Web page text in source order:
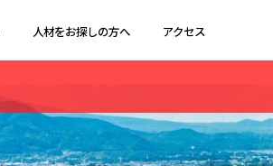
人材をお探しの方へ アクセス